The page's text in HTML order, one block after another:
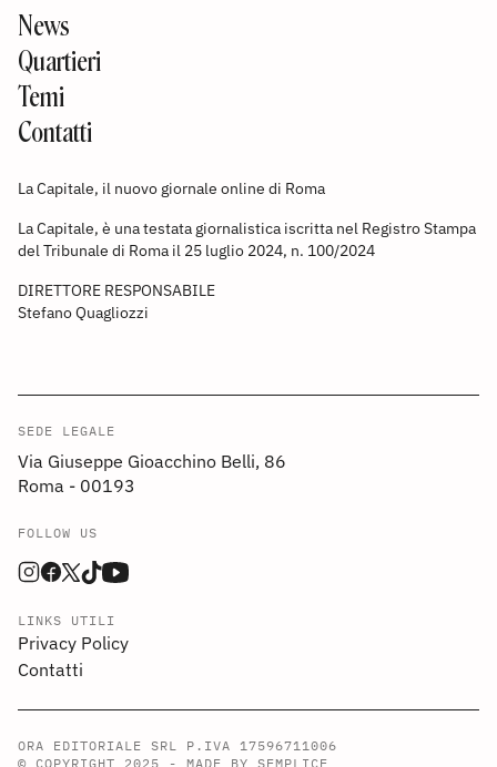
News
Quartieri
Temi
Contatti
La Capitale, il nuovo giornale online di Roma
La Capitale, è una testata giornalistica iscritta nel Registro Stampa
del Tribunale di Roma il 25 luglio 2024, n. 100/2024
DIRETTORE RESPONSABILE
Stefano Quagliozzi
SEDE LEGALE
Via Giuseppe Gioacchino Belli, 86
Roma - 00193
FOLLOW US
LINKS UTILI
Privacy Policy
Contatti
ORA EDITORIALE SRL P.IVA 17596711006
© COPYRIGHT 2025 - MADE BY SEMPLICE